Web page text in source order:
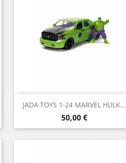
JADA TOYS 1-24 MARVEL HULK...
Precio
50,00 €
 Vista rápida